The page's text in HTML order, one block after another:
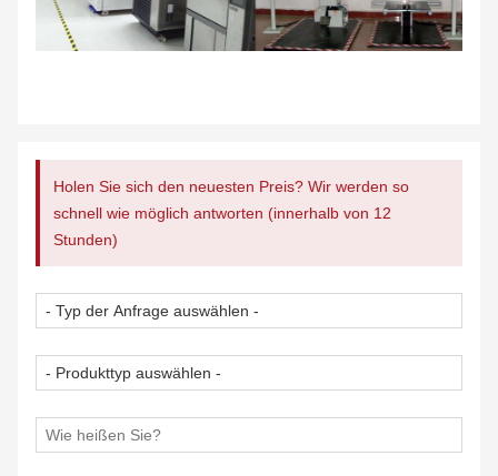
Holen Sie sich den neuesten Preis? Wir werden so
schnell wie möglich antworten (innerhalb von 12
Stunden)